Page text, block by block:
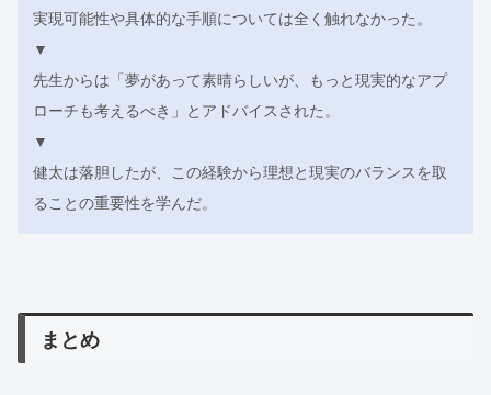
実現可能性や具体的な手順については全く触れなかった。
▼
先生からは「夢があって素晴らしいが、もっと現実的なアプ
ローチも考えるべき」とアドバイスされた。
▼
健太は落胆したが、この経験から理想と現実のバランスを取
ることの重要性を学んだ。
まとめ